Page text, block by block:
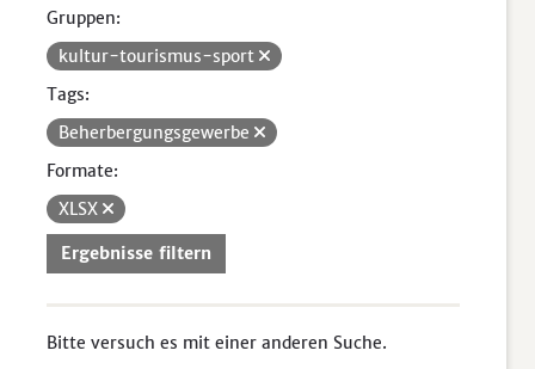
Gruppen:
kultur-tourismus-sport
Tags:
Beherbergungsgewerbe
Formate:
XLSX
Ergebnisse filtern
Bitte versuch es mit einer anderen Suche.